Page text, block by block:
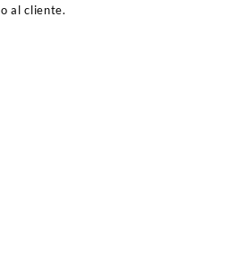
al cliente.